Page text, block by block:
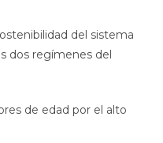
del sistema
dos regímenes del
de edad por el alto